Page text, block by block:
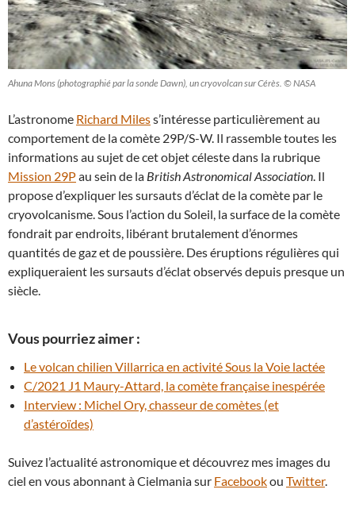
Ahuna Mons (photographié par la sonde Dawn), un cryovolcan sur Cérès. © NASA
L’astronome Richard Miless’intéresse particulièrement au
comportement de la comète 29P/S-W. Il rassemble toutes les
informations au sujet de cet objet céleste dans la rubrique
Mission 29Pau sein de la British Astronomical Association. Il
propose d’expliquer les sursauts d’éclat de la comète par le
cryovolcanisme. Sous l’action du Soleil, la surface de la comète
fondrait par endroits, libérant brutalement d’énormes
quantités de gaz et de poussière. Des éruptions régulières qui
expliqueraient les sursauts d’éclat observés depuis presque un
siècle.
Vous pourriez aimer :
Le volcan chilien Villarrica en activité Sous la Voie lactée
C/2021 J1 Maury-Attard, la comète française inespérée
Interview : Michel Ory, chasseur de comètes (et
d’astéroïdes)
Suivez l’actualité astronomique et découvrez mes images du
ciel en vous abonnant à Cielmania sur Facebookou Twitter.